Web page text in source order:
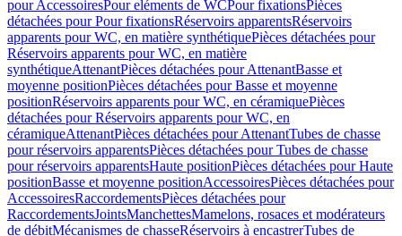
pour AccessoiresPour eléments de WCPour fixationsPièces
détachées pour Pour fixationsRéservoirs apparentsRéservoirs
apparents pour WC, en matière synthétiquePièces détachées pour
Réservoirs apparents pour WC, en matière
synthétiqueAttenantPièces détachées pour AttenantBasse et
moyenne positionPièces détachées pour Basse et moyenne
positionRéservoirs apparents pour WC, en céramiquePièces
détachées pour Réservoirs apparents pour WC, en
céramiqueAttenantPièces détachées pour AttenantTubes de chasse
pour réservoirs apparentsPièces détachées pour Tubes de chasse
pour réservoirs apparentsHaute positionPièces détachées pour Haute
positionBasse et moyenne positionAccessoiresPièces détachées pour
AccessoiresRaccordementsPièces détachées pour
RaccordementsJointsManchettesMamelons, rosaces et modérateurs
de débitMécanismes de chasseRéservoirs à encastrerTubes de